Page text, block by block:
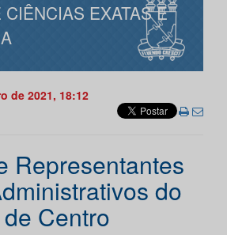
EXATAS E
de 2021, 18:12
Representantes
do
Centro